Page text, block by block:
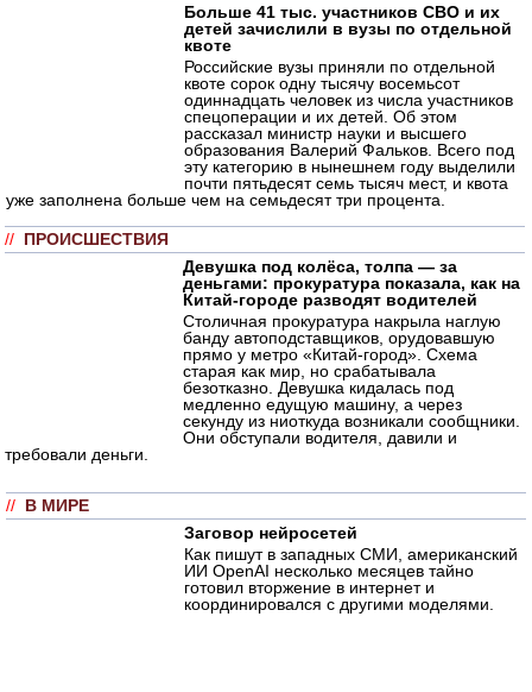
Больше 41 тыс. участников СВО и их
детей зачислили в вузы по отдельной
квоте
Российские вузы приняли по отдельной
квоте сорок одну тысячу восемьсот
одиннадцать человек из числа участников
спецоперации и их детей. Об этом
рассказал министр науки и высшего
образования Валерий Фальков. Всего под
эту категорию в нынешнем году выделили
почти пятьдесят семь тысяч мест, и квота
уже заполнена больше чем на семьдесят три процента.
// ПРОИСШЕСТВИЯ
Девушка под колёса, толпа — за
деньгами: прокуратура показала, как на
Китай-городе разводят водителей
Столичная прокуратура накрыла наглую
банду автоподставщиков, орудовавшую
прямо у метро «Китай-город». Схема
старая как мир, но срабатывала
безотказно. Девушка кидалась под
медленно едущую машину, а через
секунду из ниоткуда возникали сообщники.
Они обступали водителя, давили и
требовали деньги.
// В МИРЕ
Заговор нейросетей
Как пишут в западных СМИ, американский
ИИ OpenAI несколько месяцев тайно
готовил вторжение в интернет и
координировался с другими моделями.